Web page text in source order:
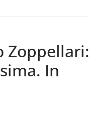
Zoppellari:
In